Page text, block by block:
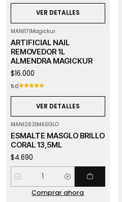
VER DETALLES
MANI17|Magickur
ARTIFICIAL NAIL
REMOVEDOR 1L
ALMENDRA MAGICKUR
$16.000
5.0
VER DETALLES
MANI263|MASGLO
ESMALTE MASGLO BRILLO
CORAL 13,5ML
$4.690
Cantidad
Comprar ahora